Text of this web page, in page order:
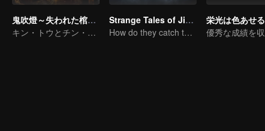
鬼吹燈～失われた棺の謎～
キン・トウとチン・キョウオン探険の旅を始めた
Strange Tales of Jiang Cheng
How do they catch the killer?
栄光は色あせる